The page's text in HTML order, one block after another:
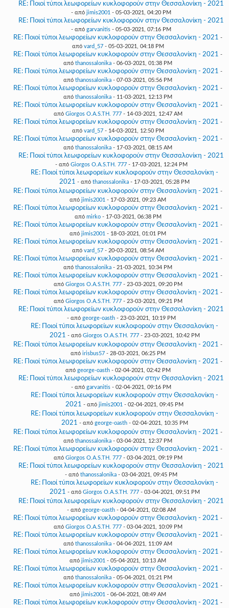
RE: Ποιοί τύποι λεωφορείων κυκλοφορούν στην Θεσσαλονίκη - 2021
- από jimis2001 - 05-03-2021, 04:20 PM
RE: Ποιοί τύποι λεωφορείων κυκλοφορούν στην Θεσσαλονίκη - 2021
- από garvanitis - 05-03-2021, 07:16 PM
RE: Ποιοί τύποι λεωφορείων κυκλοφορούν στην Θεσσαλονίκη - 2021 -
από vard_57- 05-03-2021, 04:18 PM
RE: Ποιοί τύποι λεωφορείων κυκλοφορούν στην Θεσσαλονίκη - 2021 -
από thanossalonika - 06-03-2021, 01:38 PM
RE: Ποιοί τύποι λεωφορείων κυκλοφορούν στην Θεσσαλονίκη - 2021 -
από thanossalonika - 07-03-2021, 05:56 PM
RE: Ποιοί τύποι λεωφορείων κυκλοφορούν στην Θεσσαλονίκη - 2021 -
από thanossalonika - 11-03-2021, 12:13 PM
RE: Ποιοί τύποι λεωφορείων κυκλοφορούν στην Θεσσαλονίκη - 2021 -
από Giorgos O.A.S.TH. 777- 14-03-2021, 12:47 AM
RE: Ποιοί τύποι λεωφορείων κυκλοφορούν στην Θεσσαλονίκη - 2021 -
από vard_57- 14-03-2021, 12:50 PM
RE: Ποιοί τύποι λεωφορείων κυκλοφορούν στην Θεσσαλονίκη - 2021 -
από thanossalonika - 17-03-2021, 08:15 AM
RE: Ποιοί τύποι λεωφορείων κυκλοφορούν στην Θεσσαλονίκη - 2021
- από Giorgos O.A.S.TH. 777- 17-03-2021, 12:24 PM
RE: Ποιοί τύποι λεωφορείων κυκλοφορούν στην Θεσσαλονίκη -
2021 - από thanossalonika - 17-03-2021, 05:28 PM
RE: Ποιοί τύποι λεωφορείων κυκλοφορούν στην Θεσσαλονίκη - 2021 -
από jimis2001 - 17-03-2021, 09:23 AM
RE: Ποιοί τύποι λεωφορείων κυκλοφορούν στην Θεσσαλονίκη - 2021 -
από mirko- 17-03-2021, 06:38 PM
RE: Ποιοί τύποι λεωφορείων κυκλοφορούν στην Θεσσαλονίκη - 2021 -
από jimis2001 - 18-03-2021, 01:01 PM
RE: Ποιοί τύποι λεωφορείων κυκλοφορούν στην Θεσσαλονίκη - 2021 -
από vard_57- 20-03-2021, 08:54 AM
RE: Ποιοί τύποι λεωφορείων κυκλοφορούν στην Θεσσαλονίκη - 2021 -
από thanossalonika - 21-03-2021, 10:34 PM
RE: Ποιοί τύποι λεωφορείων κυκλοφορούν στην Θεσσαλονίκη - 2021 -
από Giorgos O.A.S.TH. 777- 23-03-2021, 09:20 PM
RE: Ποιοί τύποι λεωφορείων κυκλοφορούν στην Θεσσαλονίκη - 2021 -
από Giorgos O.A.S.TH. 777- 23-03-2021, 09:21 PM
RE: Ποιοί τύποι λεωφορείων κυκλοφορούν στην Θεσσαλονίκη - 2021
- από george-oasth- 23-03-2021, 10:19 PM
RE: Ποιοί τύποι λεωφορείων κυκλοφορούν στην Θεσσαλονίκη -
2021 - από Giorgos O.A.S.TH. 777- 23-03-2021, 10:42 PM
RE: Ποιοί τύποι λεωφορείων κυκλοφορούν στην Θεσσαλονίκη - 2021 -
από irisbus57- 28-03-2021, 06:25 PM
RE: Ποιοί τύποι λεωφορείων κυκλοφορούν στην Θεσσαλονίκη - 2021 -
από george-oasth- 02-04-2021, 02:42 PM
RE: Ποιοί τύποι λεωφορείων κυκλοφορούν στην Θεσσαλονίκη - 2021
- από garvanitis - 02-04-2021, 09:16 PM
RE: Ποιοί τύποι λεωφορείων κυκλοφορούν στην Θεσσαλονίκη -
2021 - από jimis2001 - 02-04-2021, 09:45 PM
RE: Ποιοί τύποι λεωφορείων κυκλοφορούν στην Θεσσαλονίκη -
2021 - από george-oasth- 02-04-2021, 10:35 PM
RE: Ποιοί τύποι λεωφορείων κυκλοφορούν στην Θεσσαλονίκη - 2021 -
από thanossalonika - 03-04-2021, 12:37 PM
RE: Ποιοί τύποι λεωφορείων κυκλοφορούν στην Θεσσαλονίκη - 2021 -
από Giorgos O.A.S.TH. 777- 03-04-2021, 09:19 PM
RE: Ποιοί τύποι λεωφορείων κυκλοφορούν στην Θεσσαλονίκη - 2021
- από thanossalonika - 03-04-2021, 09:45 PM
RE: Ποιοί τύποι λεωφορείων κυκλοφορούν στην Θεσσαλονίκη -
2021 - από Giorgos O.A.S.TH. 777- 03-04-2021, 09:51 PM
RE: Ποιοί τύποι λεωφορείων κυκλοφορούν στην Θεσσαλονίκη - 2021
- από george-oasth- 04-04-2021, 02:08 AM
RE: Ποιοί τύποι λεωφορείων κυκλοφορούν στην Θεσσαλονίκη - 2021 -
από Giorgos O.A.S.TH. 777- 03-04-2021, 10:09 PM
RE: Ποιοί τύποι λεωφορείων κυκλοφορούν στην Θεσσαλονίκη - 2021 -
από thanossalonika - 04-04-2021, 11:09 AM
RE: Ποιοί τύποι λεωφορείων κυκλοφορούν στην Θεσσαλονίκη - 2021 -
από jimis2001 - 05-04-2021, 10:13 AM
RE: Ποιοί τύποι λεωφορείων κυκλοφορούν στην Θεσσαλονίκη - 2021 -
από thanossalonika - 05-04-2021, 01:21 PM
RE: Ποιοί τύποι λεωφορείων κυκλοφορούν στην Θεσσαλονίκη - 2021 -
από jimis2001 - 06-04-2021, 08:49 AM
RE: Ποιοί τύποι λεωφορείων κυκλοφορούν στην Θεσσαλονίκη - 2021 -